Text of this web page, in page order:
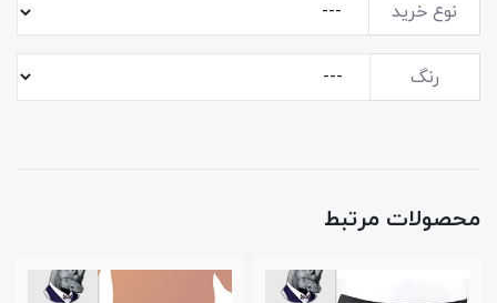
نوع خرید
رنگ
محصولات مرتبط